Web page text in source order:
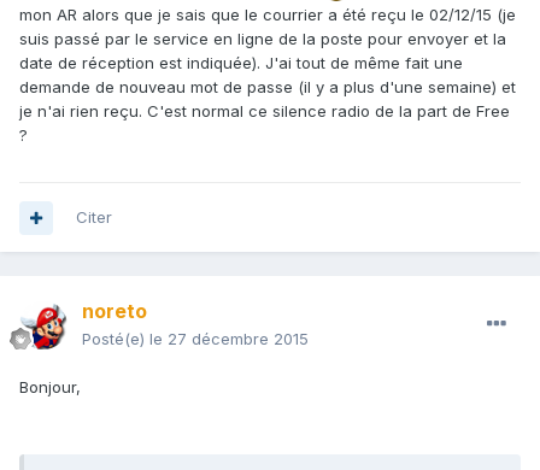
mon AR alors que je sais que le courrier a été reçu le 02/12/15 (je
suis passé par le service en ligne de la poste pour envoyer et la
date de réception est indiquée). J'ai tout de même fait une
demande de nouveau mot de passe (il y a plus d'une semaine) et
je n'ai rien reçu. C'est normal ce silence radio de la part de Free
?
Citer
noreto
Posté(e) le 27 décembre 2015
Bonjour,